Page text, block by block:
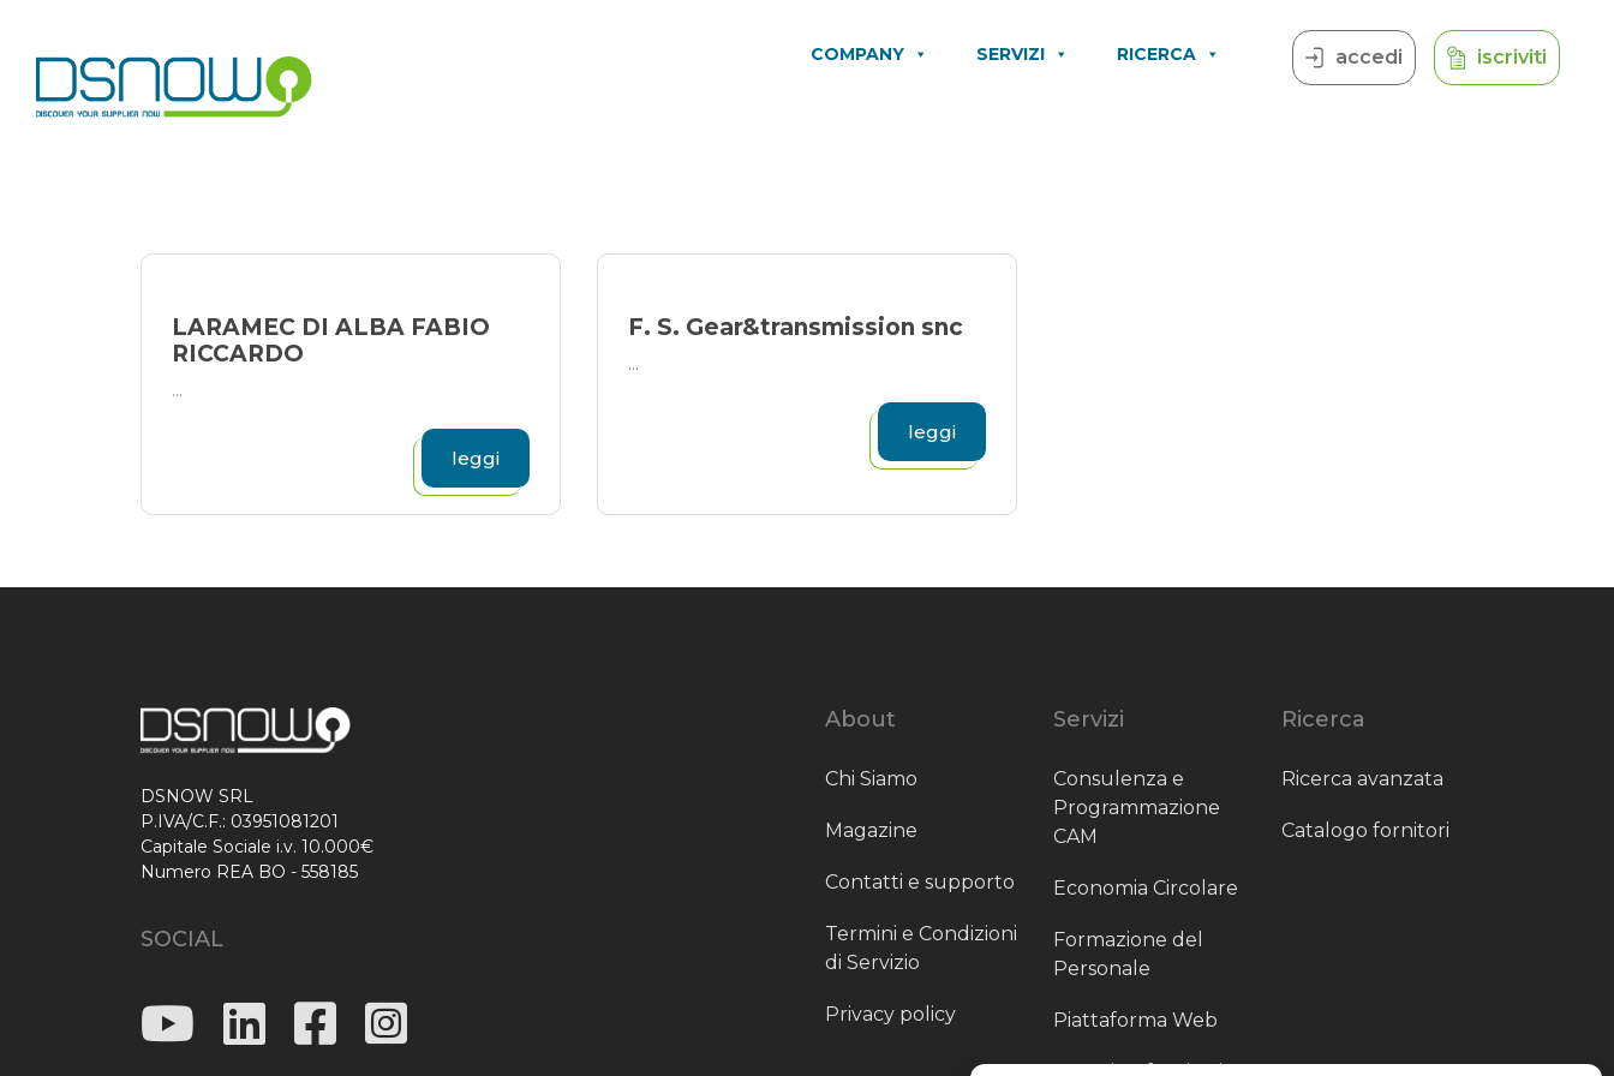
content
COMPANY SERVIZI RICERCA accedi iscriviti
LARAMEC DI ALBA FABIO
RICCARDO
...
leggi
F. S. Gear&transmission snc
...
leggi
DSNOW SRL
P.IVA/C.F.: 03951081201
Capitale Sociale i.v. 10.000€
Numero REA BO - 558185
SOCIAL
About
Chi Siamo
Magazine
Contatti e supporto
Termini e Condizioni
di Servizio
Privacy policy
Servizi
Consulenza e
Programmazione
CAM
Economia Circolare
Formazione del
Personale
Piattaforma Web
Ricerca
Ricerca avanzata
Catalogo fornitori